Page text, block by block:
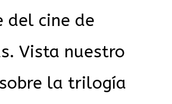
del cine de
Vista nuestro
la trilogía